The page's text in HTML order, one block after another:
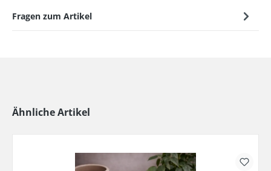
Fragen zum Artikel
Ähnliche Artikel